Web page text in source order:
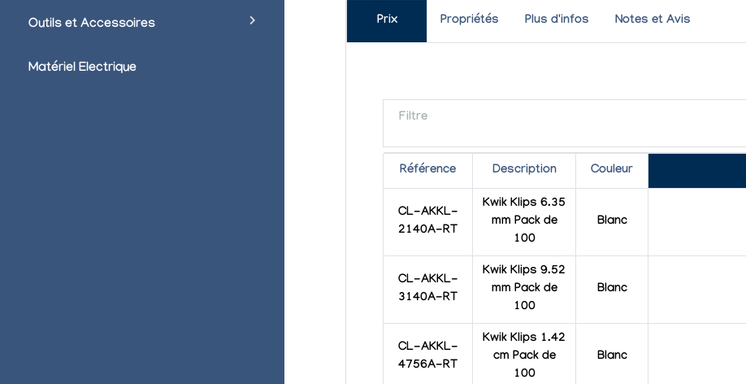
Outils et Accessoires
Matériel Electrique
Prix Propriétés Plus d'infos Notes et Avis
Filtre
Référence Description Couleur
CL-AKKL-
2140A-RT
Kwik Klips 6.35
mm Pack de
100
Blanc
CL-AKKL-
3140A-RT
Kwik Klips 9.52
mm Pack de
100
Blanc
CL-AKKL-
4756A-RT
Kwik Klips 1.42
cm Pack de
100
Blanc